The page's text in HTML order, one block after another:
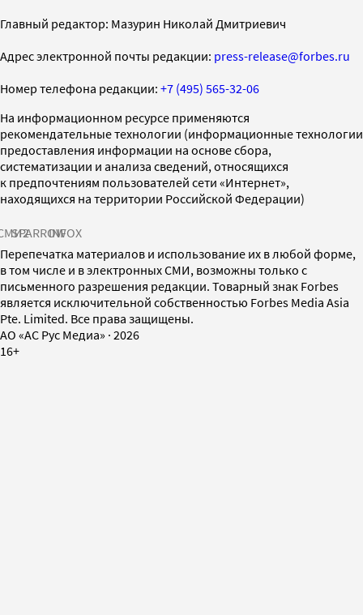
Главный редактор: Мазурин Николай Дмитриевич
Адрес электронной почты редакции: press-release@forbes.ru
Номер телефона редакции: +7 (495) 565-32-06
На информационном ресурсе применяются
рекомендательные технологии (информационные технологии
предоставления информации на основе сбора,
систематизации и анализа сведений, относящихся
к предпочтениям пользователей сети «Интернет»,
находящихся на территории Российской Федерации)
SPARROWINFOX
Перепечатка материалов и использование их в любой форме,
в том числе и в электронных СМИ, возможны только с
письменного разрешения редакции. Товарный знак Forbes
является исключительной собственностью Forbes Media Asia
Pte. Limited. Все права защищены.
AO «АС Рус Медиа» · 2026
16+